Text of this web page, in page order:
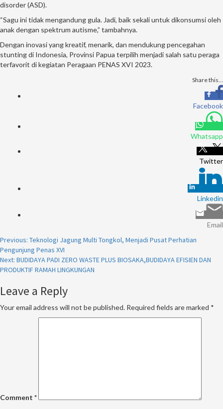
disorder (ASD).
“Sagu ini tidak mengandung gula. Jadi, baik sekali untuk dikonsumsi oleh
anak dengan spektrum autisme,” tambahnya.
Dengan inovasi yang kreatif, menarik, dan mendukung pencegahan
stunting di Indonesia, Provinsi Papua terpilih menjadi salah satu peraga
terfavorit di kegiatan Peragaan PENAS XVI 2023.
Share this…
Facebook
Whatsapp
Twitter
Linkedin
Email
Continue
Reading
Previous: Teknologi Jagung Multi Tongkol, Menjadi Pusat Perhatian
Pengunjung Penas XVI
Next: BUDIDAYA PADI ZERO WASTE PLUS BIOSAKA,BUDIDAYA EFISIEN DAN
PRODUKTIF RAMAH LINGKUNGAN
Leave a Reply
Your email address will not be published. Required fields are marked *
Comment *